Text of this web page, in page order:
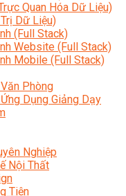
Quan Hóa Dữ Liệu)
Dữ Liệu)
(Full Stack)
Website (Full Stack)
Mobile (Full Stack)
Phòng
Ứng Dụng Giảng Dạy
Nghiệp
Nội Thất
Tiện